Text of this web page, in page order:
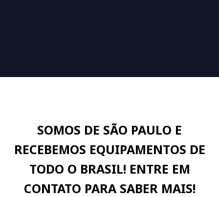
SOMOS DE SÃO PAULO E
RECEBEMOS EQUIPAMENTOS DE
TODO O BRASIL! ENTRE EM
CONTATO PARA SABER MAIS!